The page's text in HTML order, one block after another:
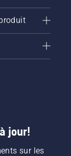
jour!
sur les